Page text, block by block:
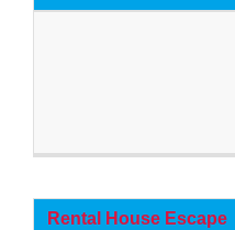
Rental House Escape